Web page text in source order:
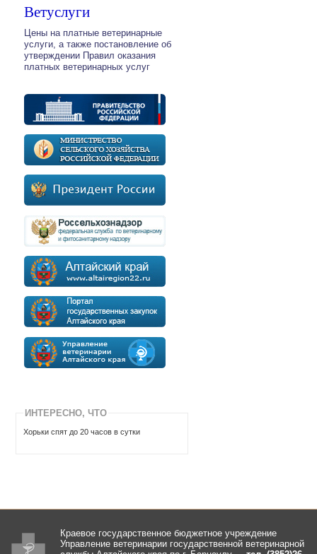
Ветуслуги
Цены на платные ветеринарные
услуги, а также постановление об
утверждении Правил оказания
платных ветеринарных услуг
ИНТЕРЕСНО, ЧТО
Хорьки спят до 20 часов в сутки
Краевое государственное бюджетное учреждение
Управление ветеринарии государственной ветеринарной